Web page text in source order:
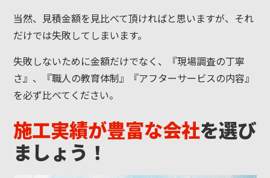
当然、見積金額を見比べて頂ければと思いますが、それ
だけでは失敗してしまいます。
失敗しないために金額だけでなく、『現場調査の丁寧
さ』、『職人の教育体制』『アフターサービスの内容』
を必ず比べてください。
施工実績が豊富な会社を選び
ましょう！